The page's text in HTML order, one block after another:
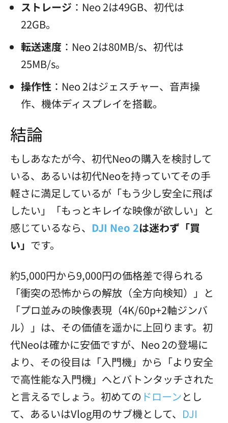
ストレージ ：Neo 2は49GB、初代は
22GB。
転送速度 ：Neo 2は80MB/s、初代は
25MB/s。
操作性 ：Neo 2はジェスチャー、音声操
作、機体ディスプレイを搭載。
結論
もしあなたが今、初代Neoの購入を検討して
いる、あるいは初代Neoを持っていてその手
軽さに満足しているが「もう少し安全に飛ば
したい」「もっとキレイな映像が欲しい」と
感じているなら、 DJI Neo 2は迷わず「買
い」 です。
約5,000円から9,000円の価格差で得られる
「衝突の恐怖からの解放（全方向検知）」と
「プロ並みの映像表現（4K/60p+2軸ジンバ
ル）」は、その価値を遥かに上回ります。初
代Neoは確かに安価ですが、Neo 2の登場に
より、その役目は「入門機」から「より安全
で高性能な入門機」へとバトンタッチされた
と言えるでしょう。初めての ドローンとし
て、あるいはVlog用のサブ機として、 DJI